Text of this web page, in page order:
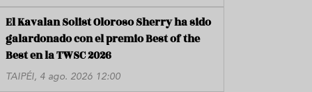
El Kavalan Solist Oloroso Sherry ha sido
galardonado con el premio Best of the
Best en la TWSC 2026
TAIPÉI, 4 ago. 2026 12:00